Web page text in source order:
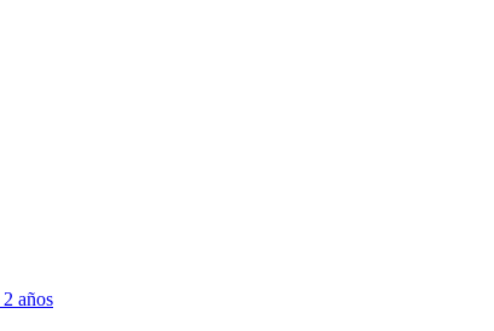
2 años